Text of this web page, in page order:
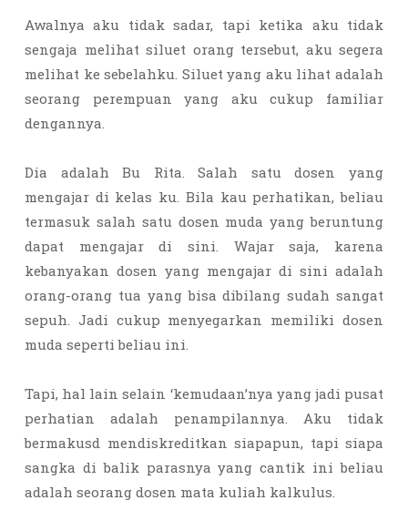
Awalnya aku tidak sadar, tapi ketika aku tidak
sengaja melihat siluet orang tersebut, aku segera
melihat ke sebelahku. Siluet yang aku lihat adalah
seorang perempuan yang aku cukup familiar
dengannya.
Dia adalah Bu Rita. Salah satu dosen yang
mengajar di kelas ku. Bila kau perhatikan, beliau
termasuk salah satu dosen muda yang beruntung
dapat mengajar di sini. Wajar saja, karena
kebanyakan dosen yang mengajar di sini adalah
orang-orang tua yang bisa dibilang sudah sangat
sepuh. Jadi cukup menyegarkan memiliki dosen
muda seperti beliau ini.
Tapi, hal lain selain ‘kemudaan’nya yang jadi pusat
perhatian adalah penampilannya. Aku tidak
bermakusd mendiskreditkan siapapun, tapi siapa
sangka di balik parasnya yang cantik ini beliau
adalah seorang dosen mata kuliah kalkulus.